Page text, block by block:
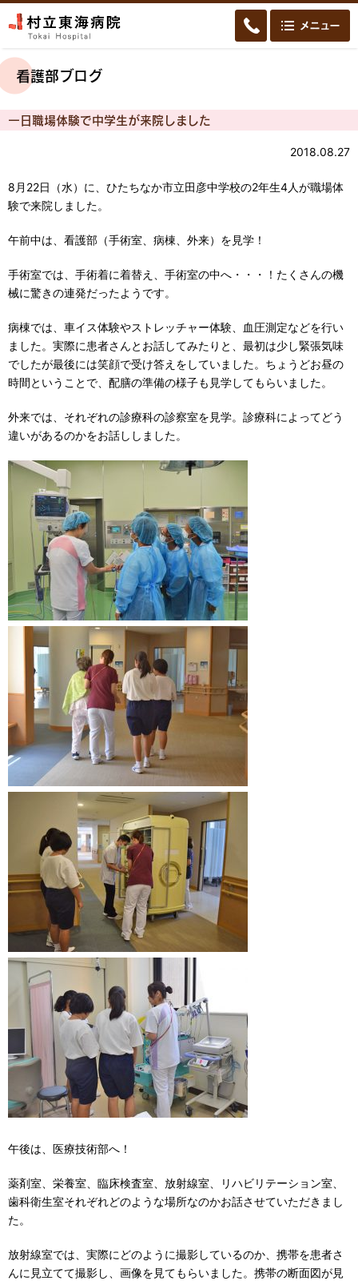
看護部ブログ
一日職場体験で中学生が来院しました
2018.08.27
8月22日（水）に、ひたちなか市立田彦中学校の2年生4人が職場体
験で来院しました。
午前中は、看護部（手術室、病棟、外来）を見学！
手術室では、手術着に着替え、手術室の中へ・・・！たくさんの機
械に驚きの連発だったようです。
病棟では、車イス体験やストレッチャー体験、血圧測定などを行い
ました。実際に患者さんとお話してみたりと、最初は少し緊張気味
でしたが最後には笑顔で受け答えをしていました。ちょうどお昼の
時間ということで、配膳の準備の様子も見学してもらいました。
外来では、それぞれの診療科の診察室を見学。診療科によってどう
違いがあるのかをお話ししました。
午後は、医療技術部へ！
薬剤室、栄養室、臨床検査室、放射線室、リハビリテーション室、
歯科衛生室それぞれどのような場所なのかお話させていただきまし
た。
放射線室では、実際にどのように撮影しているのか、携帯を患者さ
んに見立てて撮影し、画像を見てもらいました。携帯の断面図が見